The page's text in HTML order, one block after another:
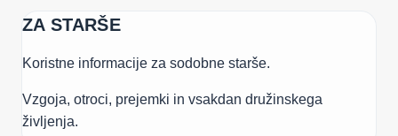
ZA STARŠE
Koristne informacije za sodobne starše.
Vzgoja, otroci, prejemki in vsakdan družinskega
življenja.